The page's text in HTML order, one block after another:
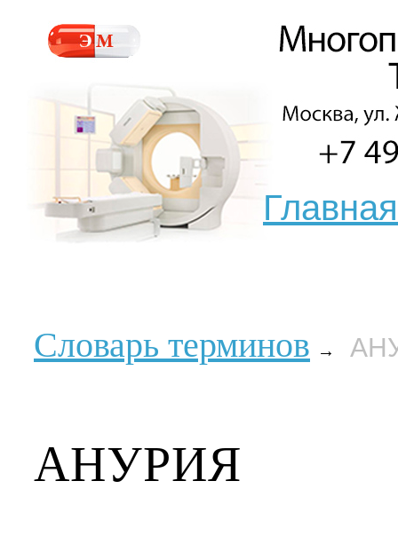
Главная
Словарь терминов →
АНУРИЯ